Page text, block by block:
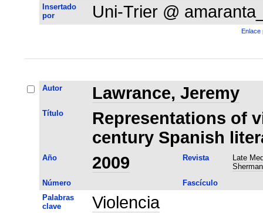
Insertado
por
Uni-Trier @
Enlace
Autor Lawrance, Jeremy
Título
Representations of
century Spanish
Año 2009 Revista
Late
Número
Fascículo
Palabras
clave
Violencia